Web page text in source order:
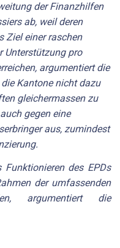
der Finanzhilfen
ab, weil deren
Ziel einer raschen
Unterstützung pro
argumentiert die
Kantone nicht dazu
gleichermassen zu
gegen eine
aus, zumindest
des EPDs
der umfassenden
argumentiert die